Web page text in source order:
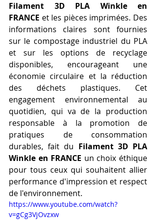
Filament 3D PLA Winkle en
FRANCE et les pièces imprimées. Des
informations claires sont fournies
sur le compostage industriel du PLA
et sur les options de recyclage
disponibles, encourageant une
économie circulaire et la réduction
des déchets plastiques. Cet
engagement environnemental au
quotidien, qui va de la production
responsable à la promotion de
pratiques de consommation
durables, fait du Filament 3D PLA
Winkle en FRANCE un choix éthique
pour tous ceux qui souhaitent allier
performance d'impression et respect
de l'environnement.
https://www.youtube.com/watch?
v=gCg3VjOvzxw